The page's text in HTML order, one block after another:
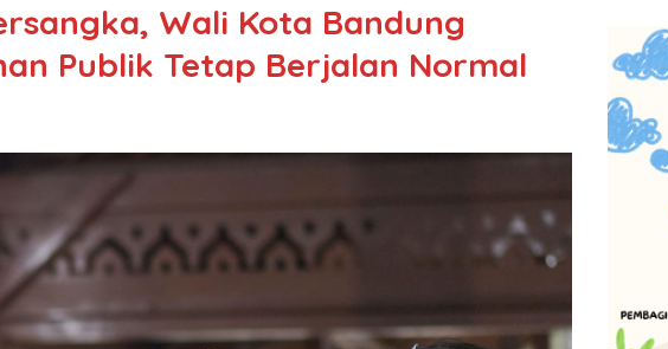
Wali Kota Bandung
Publik Tetap Berjalan Normal